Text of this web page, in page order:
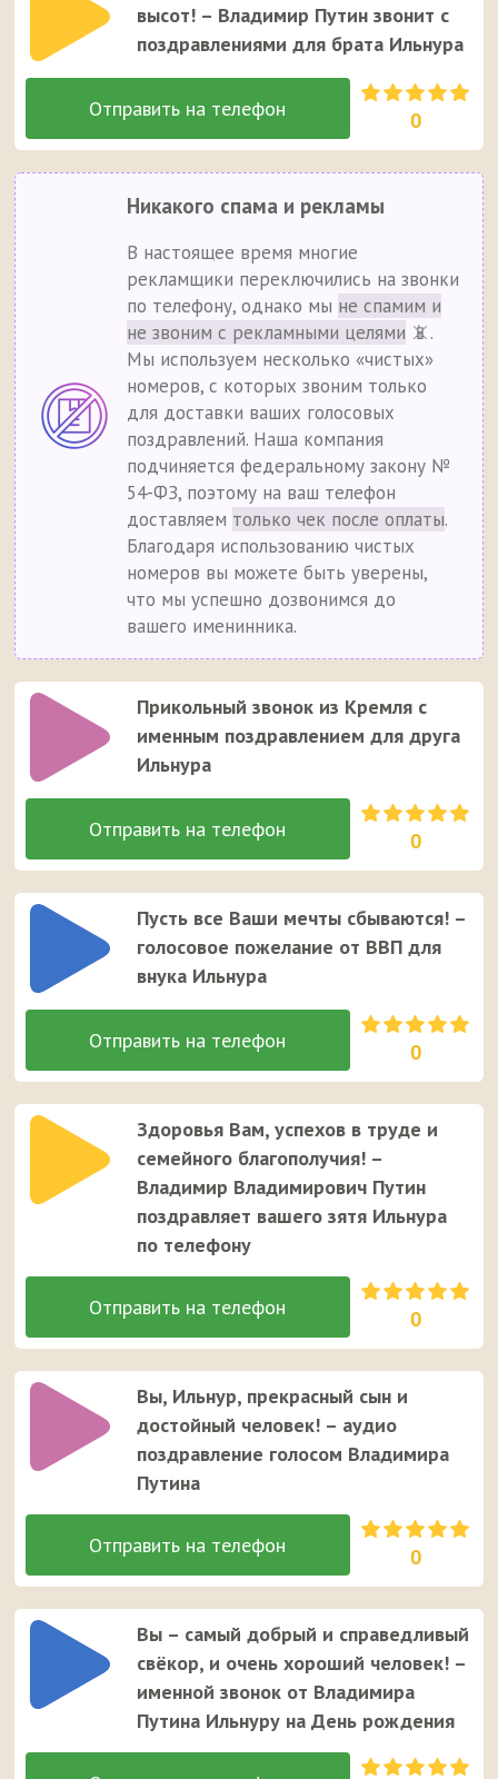
высот! – Владимир Путин звонит с
поздравлениями для брата Ильнура
0
Никакого спама и рекламы
В настоящее время многие
рекламщики переключились на звонки
по телефону, однако мы не спамим и
не звоним с рекламными целями 📵.
Мы используем несколько «чистых»
номеров, с которых звоним только
для доставки ваших голосовых
поздравлений. Наша компания
подчиняется федеральному закону №
54-ФЗ, поэтому на ваш телефон
доставляем только чек после оплаты.
Благодаря использованию чистых
номеров вы можете быть уверены,
что мы успешно дозвонимся до
вашего именинника.
Прикольный звонок из Кремля с
именным поздравлением для друга
Ильнура
0
Пусть все Ваши мечты сбываются! –
голосовое пожелание от ВВП для
внука Ильнура
0
Здоровья Вам, успехов в труде и
семейного благополучия! –
Владимир Владимирович Путин
поздравляет вашего зятя Ильнура
по телефону
0
Вы, Ильнур, прекрасный сын и
достойный человек! – аудио
поздравление голосом Владимира
Путина
0
Вы – самый добрый и справедливый
свёкор, и очень хороший человек! –
именной звонок от Владимира
Путина Ильнуру на День рождения